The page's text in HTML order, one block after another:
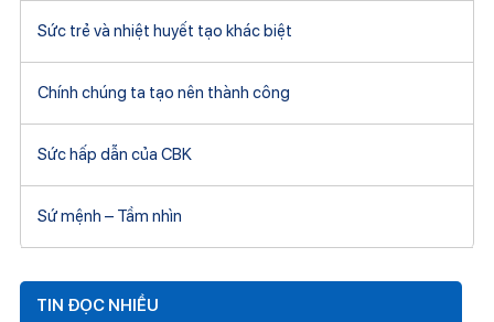
Sức trẻ và nhiệt huyết tạo khác biệt
Chính chúng ta tạo nên thành công
Sức hấp dẫn của CBK
Sứ mệnh – Tầm nhìn
TIN ĐỌC NHIỀU